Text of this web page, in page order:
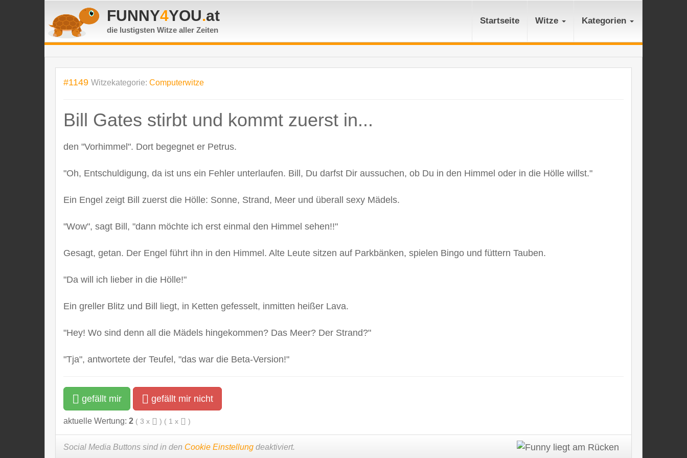
FUNNY4YOU.at
die lustigsten Witze aller Zeiten
Startseite Witze Kategorien
#1149 Witzekategorie: Computerwitze
Bill Gates stirbt und kommt zuerst in...
den "Vorhimmel". Dort begegnet er Petrus.
"Oh, Entschuldigung, da ist uns ein Fehler unterlaufen. Bill, Du darfst Dir aussuchen, ob Du in den Himmel oder in die Hölle willst."
Ein Engel zeigt Bill zuerst die Hölle: Sonne, Strand, Meer und überall sexy Mädels.
"Wow", sagt Bill, "dann möchte ich erst einmal den Himmel sehen!!"
Gesagt, getan. Der Engel führt ihn in den Himmel. Alte Leute sitzen auf Parkbänken, spielen Bingo und füttern Tauben.
"Da will ich lieber in die Hölle!"
Ein greller Blitz und Bill liegt, in Ketten gefesselt, inmitten heißer Lava.
"Hey! Wo sind denn all die Mädels hingekommen? Das Meer? Der Strand?"
"Tja", antwortete der Teufel, "das war die Beta-Version!"
gefällt mir gefällt mir nicht
aktuelle Wertung: 2 ( 3 x ) ( 1 x )
Social Media Buttons sind in den Cookie Einstellung deaktiviert.